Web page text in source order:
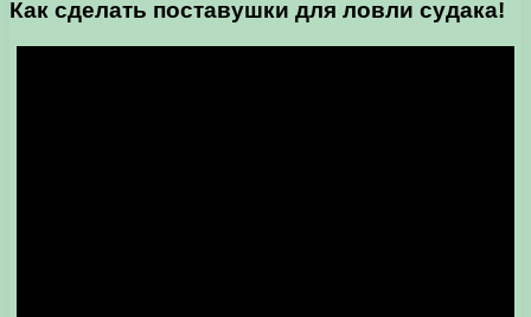
Как сделать поставушки для ловли судака!